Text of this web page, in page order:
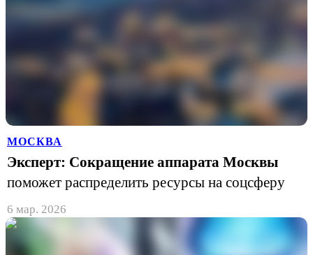
МОСКВА
Эксперт: Сокращение аппарата Москвы
поможет распределить ресурсы на соцсферу
6 мар. 2026